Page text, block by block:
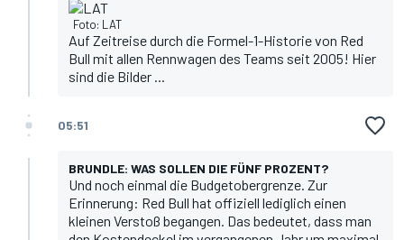
Foto: LAT
Auf Zeitreise durch die Formel-1-Historie von Red
Bull mit allen Rennwagen des Teams seit 2005! Hier
sind die Bilder ...
05:51
BRUNDLE: WAS SOLLEN DIE FÜNF PROZENT?
Und noch einmal die Budgetobergrenze. Zur
Erinnerung: Red Bull hat offiziell lediglich einen
kleinen Verstoß begangen. Das bedeutet, dass man